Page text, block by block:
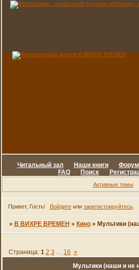
Читальный зал Наши книги Форум
FAQ
Поиск
Активные темы
Привет, Гость! Войдитеили зарегистрируйтесь.
» В ВИХРЕ ВРЕМЕН » Кино » Мультики
Мультики (наши и не
Страница: 1 2 3 … 16 »